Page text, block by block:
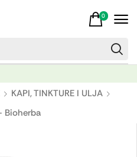
0
KAPI, TINKTURE I ULJA
Bioherba